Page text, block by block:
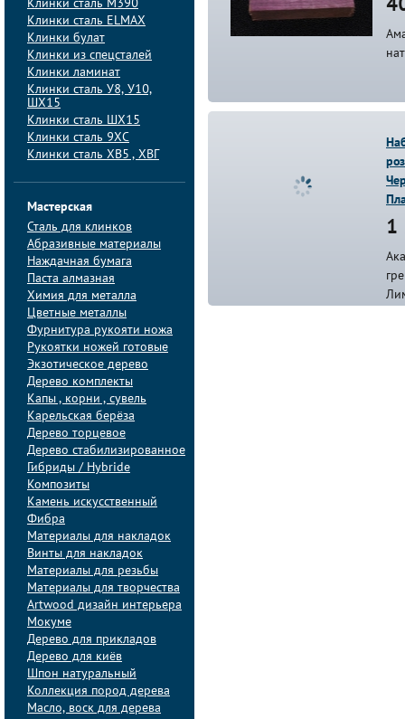
Клинки сталь M390
Клинки сталь ELMAX
Клинки булат
Клинки из спецсталей
Клинки ламинат
Клинки сталь У8, У10,
ШХ15
Клинки сталь ШХ15
Клинки сталь 9ХС
Клинки сталь ХВ5 , ХВГ
Мастерская
Сталь для клинков
Абразивные материалы
Наждачная бумага
Паста алмазная
Химия для металла
Цветные металлы
Фурнитура рукояти ножа
Рукоятки ножей готовые
Экзотическое дерево
Дерево комплекты
Капы , корни , сувель
Карельская берёза
Дерево торцевое
Дерево стабилизированное
Гибриды / Hybride
Композиты
Камень искусственный
Фибра
Материалы для накладок
Винты для накладок
Материалы для резьбы
Материалы для творчества
Artwood дизайн интерьера
Мокуме
Дерево для прикладов
Дерево для киёв
Шпон натуральный
Коллекция пород дерева
Масло, воск для дерева
1